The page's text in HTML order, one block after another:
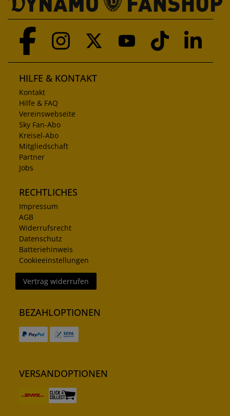
HILFE & KONTAKT
Kontakt
Hilfe & FAQ
Vereinswebseite
Sky Fan-Abo
Kreisel-Abo
Mitgliedschaft
Partner
Jobs
RECHTLICHES
Impressum
AGB
Widerrufsrecht
Datenschutz
Batteriehinweis
Cookieeinstellungen
Vertrag widerrufen
BEZAHLOPTIONEN
VERSANDOPTIONEN